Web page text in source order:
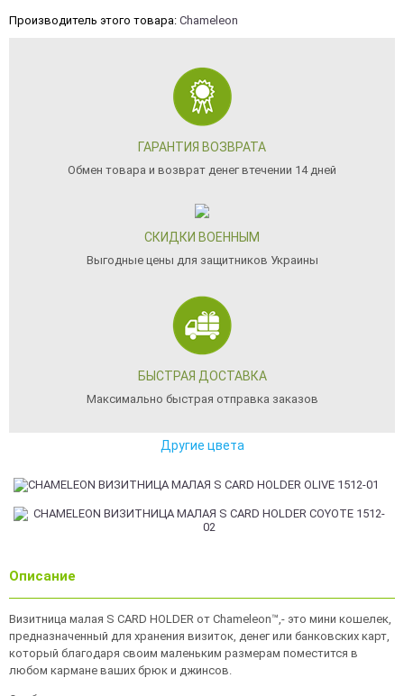
Производитель этого товара: Chameleon
ГАРАНТИЯ ВОЗВРАТА
Обмен товара и возврат денег втечении 14 дней
СКИДКИ ВОЕННЫМ
Выгодные цены для защитников Украины
БЫСТРАЯ ДОСТАВКА
Максимально быстрая отправка заказов
Другие цвета
Описание
Визитница малая S CARD HOLDER от Chameleon™,- это мини кошелек,
предназначенный для хранения визиток, денег или банковских карт,
который благодаря своим маленьким размерам поместится в
любом кармане ваших брюк и джинсов.